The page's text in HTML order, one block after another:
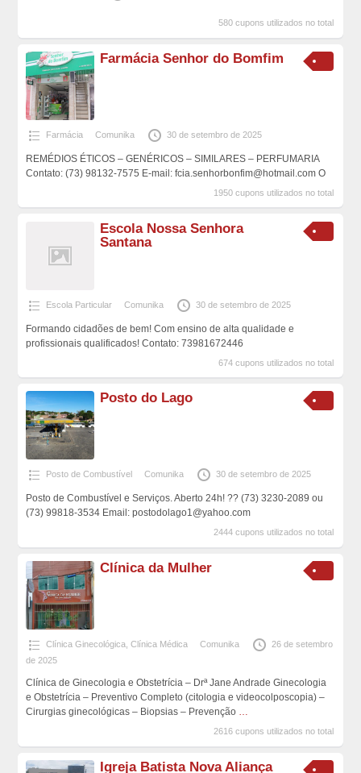
580 cupons utilizados no total
Farmácia Senhor do Bomfim
Farmácia Comunika 30 de setembro de 2025
REMÉDIOS ÉTICOS – GENÉRICOS – SIMILARES – PERFUMARIA
Contato: (73) 98132-7575 E-mail: fcia.senhorbonfim@hotmail.com O
1950 cupons utilizados no total
Escola Nossa Senhora
Santana
Escola Particular Comunika 30 de setembro de 2025
Formando cidadões de bem! Com ensino de alta qualidade e
profissionais qualificados! Contato: 73981672446
674 cupons utilizados no total
Posto do Lago
Posto de Combustível Comunika 30 de setembro de 2025
Posto de Combustível e Serviços. Aberto 24h! ?? (73) 3230-2089 ou
(73) 99818-3534 Email: postodolago1@yahoo.com
2444 cupons utilizados no total
Clínica da Mulher
Clínica Ginecológica Clínica Médica Comunika
26 de setembro
de 2025
Clínica de Ginecologia e Obstetrícia – Drª Jane Andrade Ginecologia
e Obstetrícia – Preventivo Completo (citologia e videocolposcopia) –
Cirurgias ginecológicas – Biopsias – Prevenção …
2616 cupons utilizados no total
Igreja Batista Nova Aliança